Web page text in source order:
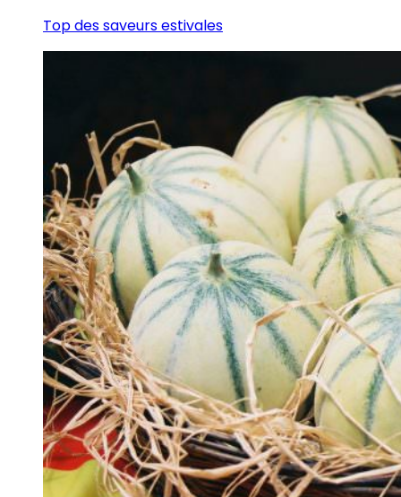
Top des saveurs estivales